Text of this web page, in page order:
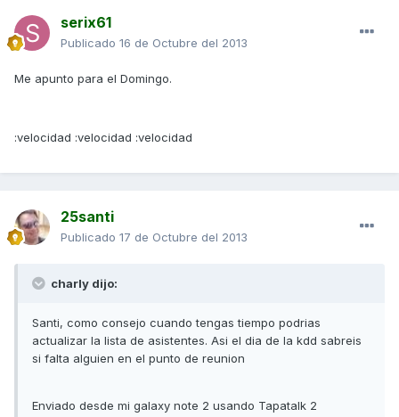
serix61
Publicado 16 de Octubre del 2013
Me apunto para el Domingo.
:velocidad :velocidad :velocidad
25santi
Publicado 17 de Octubre del 2013
charly dijo:
Santi, como consejo cuando tengas tiempo podrias
actualizar la lista de asistentes. Asi el dia de la kdd sabreis
si falta alguien en el punto de reunion
Enviado desde mi galaxy note 2 usando Tapatalk 2